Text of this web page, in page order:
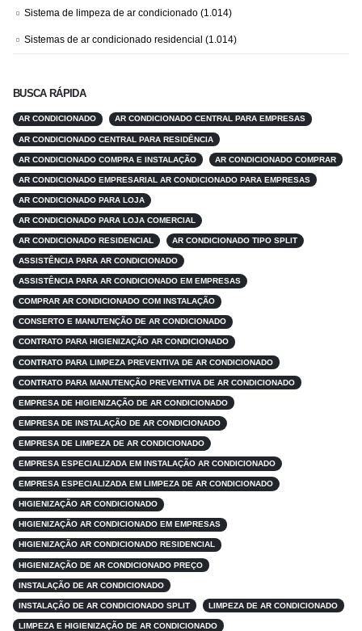
Sistema de limpeza de ar condicionado (1.014)
Sistemas de ar condicionado residencial (1.014)
BUSCA RÁPIDA
AR CONDICIONADO AR CONDICIONADO CENTRAL PARA EMPRESAS
AR CONDICIONADO CENTRAL PARA RESIDÊNCIA
AR CONDICIONADO COMPRA E INSTALAÇÃO AR CONDICIONADO COMPRAR
AR CONDICIONADO EMPRESARIAL AR CONDICIONADO PARA EMPRESAS
AR CONDICIONADO PARA LOJA
AR CONDICIONADO PARA LOJA COMERCIAL
AR CONDICIONADO RESIDENCIAL AR CONDICIONADO TIPO SPLIT
ASSISTÊNCIA PARA AR CONDICIONADO
ASSISTÊNCIA PARA AR CONDICIONADO EM EMPRESAS
COMPRAR AR CONDICIONADO COM INSTALAÇÃO
CONSERTO E MANUTENÇÃO DE AR CONDICIONADO
CONTRATO PARA HIGIENIZAÇÃO AR CONDICIONADO
CONTRATO PARA LIMPEZA PREVENTIVA DE AR CONDICIONADO
CONTRATO PARA MANUTENÇÃO PREVENTIVA DE AR CONDICIONADO
EMPRESA DE HIGIENIZAÇÃO DE AR CONDICIONADO
EMPRESA DE INSTALAÇÃO DE AR CONDICIONADO
EMPRESA DE LIMPEZA DE AR CONDICIONADO
EMPRESA ESPECIALIZADA EM INSTALAÇÃO AR CONDICIONADO
EMPRESA ESPECIALIZADA EM LIMPEZA DE AR CONDICIONADO
HIGIENIZAÇÃO AR CONDICIONADO
HIGIENIZAÇÃO AR CONDICIONADO EM EMPRESAS
HIGIENIZAÇÃO AR CONDICIONADO RESIDENCIAL
HIGIENIZAÇÃO DE AR CONDICIONADO PREÇO
INSTALAÇÃO DE AR CONDICIONADO
INSTALAÇÃO DE AR CONDICIONADO SPLIT LIMPEZA DE AR CONDICIONADO
LIMPEZA E HIGIENIZAÇÃO DE AR CONDICIONADO